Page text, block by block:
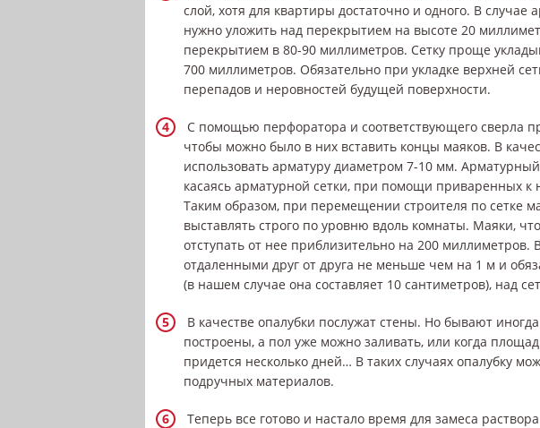
слой, хотя для квартиры достаточно и одного. В
нужно уложить над перекрытием на высоте 20
перекрытием в 80-90 миллиметров. Сетку проще
700 миллиметров. Обязательно при укладке верхней
перепадов и неровностей будущей поверхности.
С помощью перфоратора и соответствующего сверла
чтобы можно было в них вставить концы маяков. В
использовать арматуру диаметром 7-10 мм.
касаясь арматурной сетки, при помощи приваренных к
Таким образом, при перемещении строителя по сетке
выставлять строго по уровню вдоль комнаты. Маяки,
отступать от нее приблизительно на 200
отдаленными друг от друга не меньше чем на 1 м и
(в нашем случае она составляет 10 сантиметров), над
В качестве опалубки послужат стены. Но бывают
построены, а пол уже можно заливать, или когда
придется несколько дней… В таких случаях опалубку
подручных материалов.
Теперь все готово и настало время для замеса